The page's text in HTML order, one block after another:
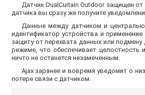
Датчик DualCurtain Outdoor защищен
датчика вы сразу же получите
Данные между датчиком и
идентификатор устройства и
защиту от перехвата данных или подмену
режиме, что обеспечивает целостность
ничто не останется незамеченным.
Ajax заранее и вовремя уведомит о
потере связи с датчиком.